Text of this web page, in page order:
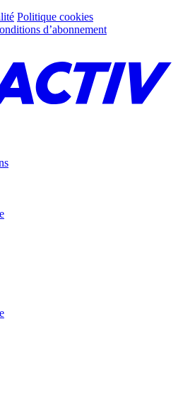
Politique cookies
d’abonnement